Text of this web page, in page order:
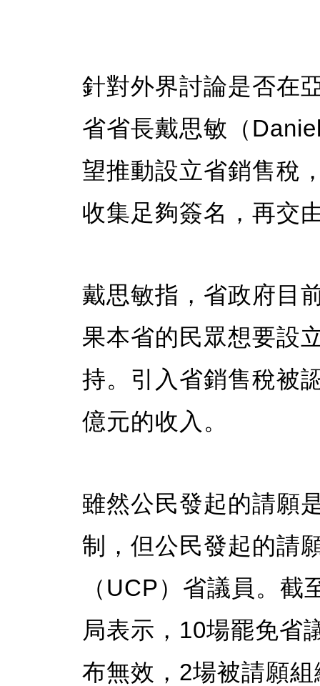
針對外界討論是否在
省省長戴思敏（
望推動設立省銷售稅
收集足夠簽名，再交
戴思敏指，省政府目
果本省的民眾想要設
持。引入省銷售稅被
億元的收入。
雖然公民發起的請願
制，但公民發起的請
（UCP）省議員。
局表示，10場罷免省
布無效，2場被請願